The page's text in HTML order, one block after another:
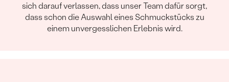
sich darauf verlassen, dass unser Team dafür sorgt,
dass schon die Auswahl eines Schmuckstücks zu
einem unvergesslichen Erlebnis wird.